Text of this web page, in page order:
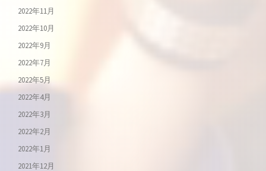
2022年11月
2022年10月
2022年9月
2022年7月
2022年5月
2022年4月
2022年3月
2022年2月
2022年1月
2021年12月